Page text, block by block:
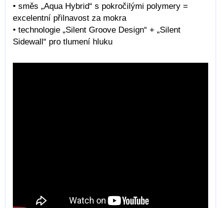
• směs „Aqua Hybrid“ s pokročilými polymery =
excelentní přilnavost za mokra
• technologie „Silent Groove Design“ + „Silent
Sidewall“ pro tlumení hluku